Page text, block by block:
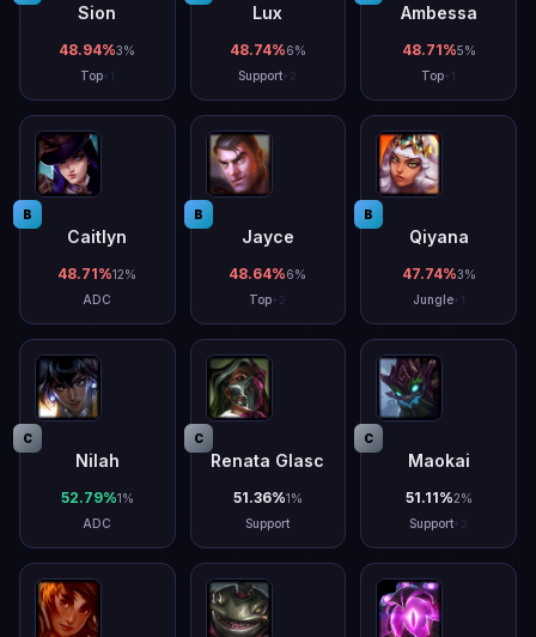
Sion
48.94%3%
Top+ 1
Lux
48.74%6%
Support+ 2
Ambessa
48.71%5%
Top+ 1
B
Caitlyn
48.71%12%
ADC
B
Jayce
48.64%6%
Top+ 2
B
Qiyana
47.74%3%
Jungle+ 1
C
Nilah
52.79%1%
ADC
C
Renata Glasc
51.36%1%
Support
C
Maokai
51.11%2%
Support+ 2